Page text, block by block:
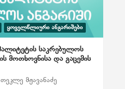
ᲧᲝᲕᲔᲚᲬᲚᲘᲣᲠᲘ ᲐᲜᲒᲐᲠᲘᲨᲔᲑᲘ
საკრებულოს
მოთხოვნისა და გაცემის
თეკლე მჟავანაძე